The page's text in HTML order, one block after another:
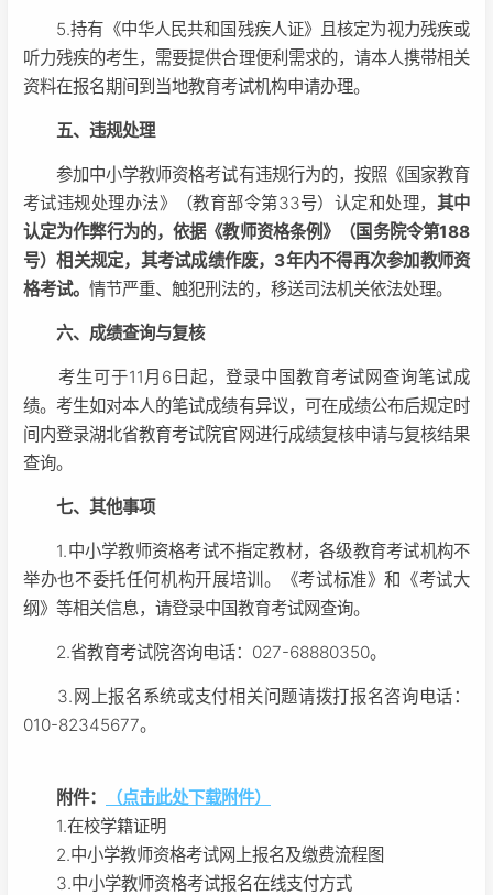
5.持有《中华人民共和国残疾人证》且核定为视力残疾或
听力残疾的考生，需要提供合理便利需求的，请本人携带相关
资料在报名期间到当地教育考试机构申请办理。
五、违规处理
参加中小学教师资格考试有违规行为的，按照《国家教育
考试违规处理办法》（教育部令第33号）认定和处理， 其中
认定为作弊行为的，依据《教师资格条例》（国务院令第188
号）相关规定，其考试成绩作废，3年内不得再次参加教师资
格考试。 情节严重、触犯刑法的，移送司法机关依法处理。
六、成绩查询与复核
考生可于11月6日起，登录中国教育考试网查询笔试成
绩。考生如对本人的笔试成绩有异议，可在成绩公布后规定时
间内登录湖北省教育考试院官网进行成绩复核申请与复核结果
查询。
七、其他事项
1.中小学教师资格考试不指定教材，各级教育考试机构不
举办也不委托任何机构开展培训。《考试标准》和《考试大
纲》等相关信息，请登录中国教育考试网查询。
2.省教育考试院咨询电话：027-68880350。
3.网上报名系统或支付相关问题请拨打报名咨询电话：
010-82345677。
附件：
（点击此处下载附件）
1.在校学籍证明
2.中小学教师资格考试网上报名及缴费流程图
3.中小学教师资格考试报名在线支付方式